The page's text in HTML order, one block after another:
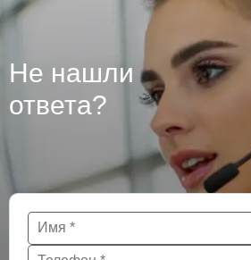
гидроизоляцию стен, пола, но
гидроизоляцию бетона, из
как при проведении работ могут
различные технологии. Крупные
сооружения такие как тоннели и
нуждаются в постоянном
состоянием гидроизоляции.
Не нашли
ответа?